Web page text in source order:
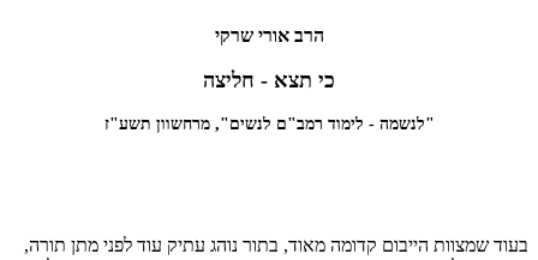
הרב אורי שרקי
כי תצא - חליצה
"לנשמה - לימוד רמב"ם לנשים", מרחשוון תשע"ז
בעוד שמצוות הייבום קדומה מאוד, בתור נוהג עתיק עוד לפני מתן תורה,